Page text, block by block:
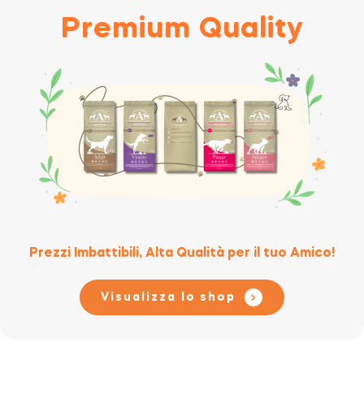
Premium Quality
Prezzi Imbattibili, Alta Qualità per il tuo Amico!
Visualizza lo shop